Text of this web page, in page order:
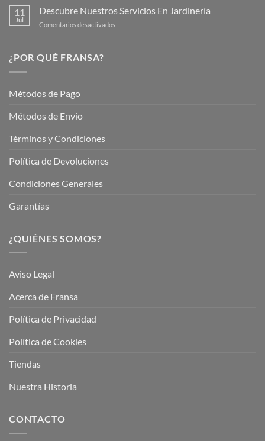
Plantas
tu
11
Jul
Descubre Nuestros Servicios En Jardinería
Comentarios desactivados
¿POR QUÉ FRANSA?
Métodos de Pago
Métodos de Envio
Términos y Condiciones
Política de Devoluciones
Condiciones Generales
Garantías
¿QUIÉNES SOMOS?
Aviso Legal
Acerca de Fransa
Política de Privacidad
Política de Cookies
Tiendas
Nuestra Historia
CONTACTO